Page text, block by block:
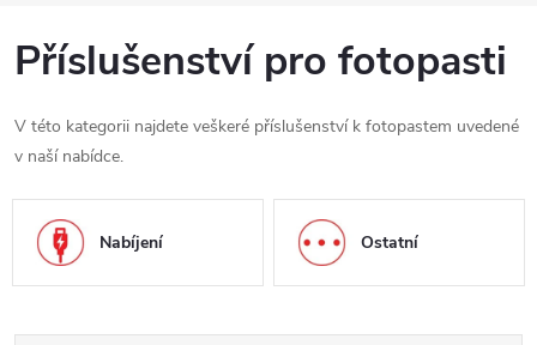
Příslušenství pro fotopasti
V této kategorii najdete veškeré příslušenství k fotopastem uvedené
v naší nabídce.
Nabíjení Ostatní